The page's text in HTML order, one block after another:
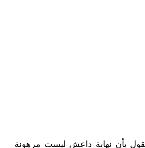
بأن نهاية داعش ليست مرهونة